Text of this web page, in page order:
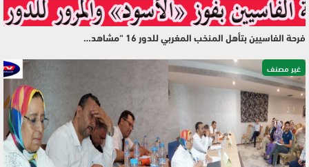
فرحة الفاسيين بتأهل المنخب المغربي للدور 16 “مشاهد…
غير مصنف